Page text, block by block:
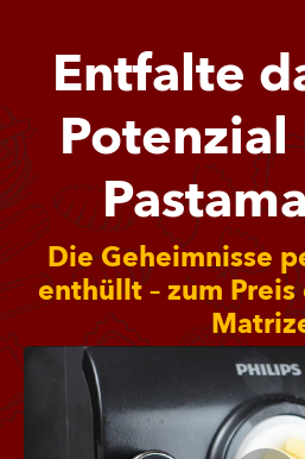
Entfalte
Potenzial
Die Geheimnisse
enthüllt – zum